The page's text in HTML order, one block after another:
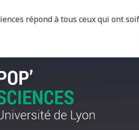
répond à tous ceux qui ont